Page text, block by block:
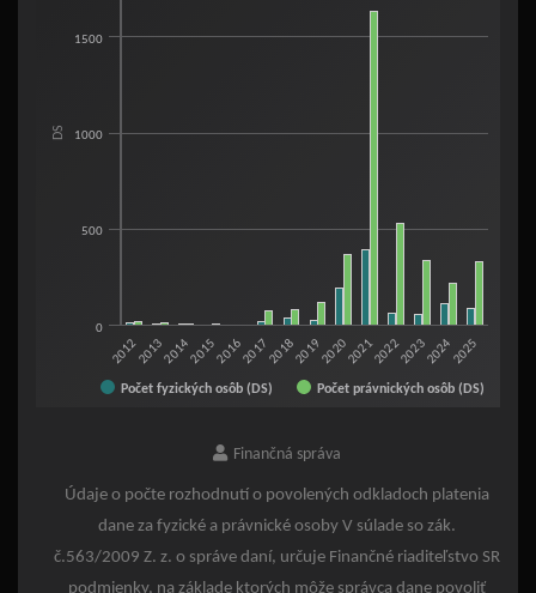
DS
Počet fyzických osôb (DS) Počet právnických osôb (DS)
20122013201420152016201720182019202020212022202320242025
0
500
1000
1500
Finančná správa
Údaje o počte rozhodnutí o povolených odkladoch platenia
dane za fyzické a právnické osoby V súlade so zák.
č.563/2009 Z. z. o správe daní, určuje Finančné riaditeľstvo SR
podmienky, na základe ktorých môže správca dane povoliť